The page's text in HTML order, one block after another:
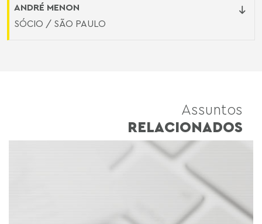
ANDRÉ MENON
SÓCIO / SÃO PAULO
Assuntos
RELACIONADOS